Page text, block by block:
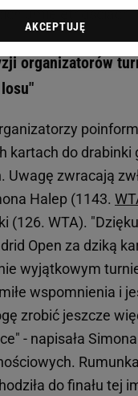
umiejętnościach
organizatorów
kartach do drabinki
Uwagę zwracają
Halep (1143.
(126. WTA).
Open za dziką
wyjątkowym
wspomnienia i
zrobić jeszcze
- napisała
do finału tej
AKCEPTUJĘ